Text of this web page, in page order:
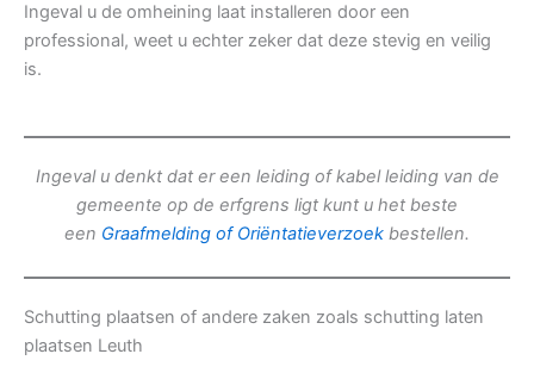
Ingeval u de omheining laat installeren door een
professional, weet u echter zeker dat deze stevig en veilig
is.
Ingeval u denkt dat er een leiding of kabel leiding van de
gemeente op de erfgrens ligt kunt u het beste
een Graafmelding of Oriëntatieverzoek bestellen.
Schutting plaatsen of andere zaken zoals schutting laten
plaatsen Leuth